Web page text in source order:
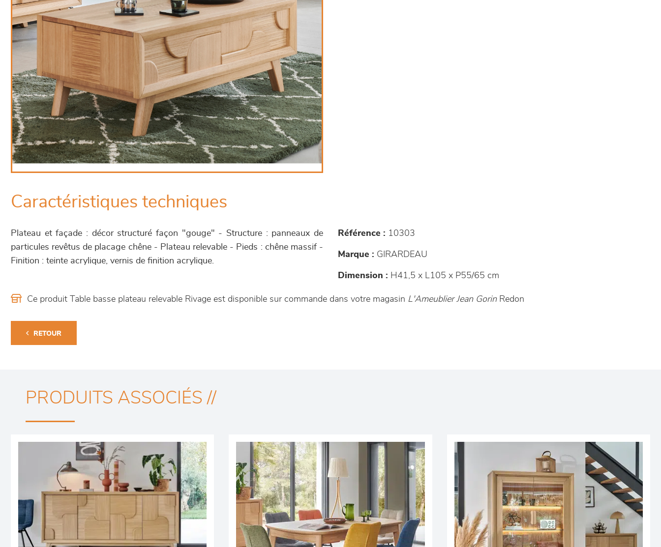
Caractéristiques techniques
Plateau et façade : décor structuré façon "gouge" - Structure : panneaux de
particules revêtus de placage chêne - Plateau relevable - Pieds : chêne massif -
Finition : teinte acrylique, vernis de finition acrylique.
Référence : 10303
Marque : GIRARDEAU
Dimension : H41,5 x L105 x P55/65 cm
Ce produit Table basse plateau relevable Rivage est disponible sur commande dans votre magasin L'Ameublier Jean GorinRedon
RETOUR
PRODUITS ASSOCIÉS //